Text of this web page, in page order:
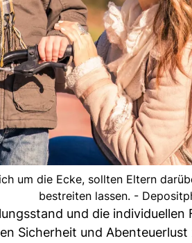
um die Ecke, sollten Eltern
bestreiten lassen. -
und die
Sicherheit und Abenteuerlust